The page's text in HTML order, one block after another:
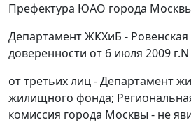
Префектура ЮАО города
Департамент ЖКХиБ -
доверенности от 6 июля 2009
от третьих лиц - Департамент
жилищного фонда;
комиссия города Москвы - не